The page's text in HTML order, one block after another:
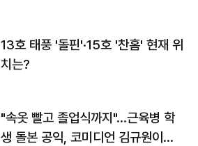
13호 태풍 '돌핀'·15호 '찬홈' 현재 위
치는?
"속옷 빨고 졸업식까지"…근육병 학
생 돌본 공익, 코미디언 김규원이었